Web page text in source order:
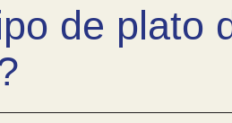
de plato